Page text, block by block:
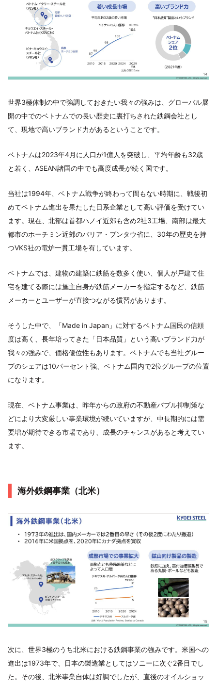
世界3極体制の中で強調しておきたい我々の強みは、グローバル展
開の中でのベトナムでの長い歴史に裏打ちされた鉄鋼会社とし
て、現地で高いブランド力があるということです。
ベトナムは2023年4月に人口が1億人を突破し、平均年齢も32歳
と若く、ASEAN諸国の中でも高度成長が続く国です。
当社は1994年、ベトナム戦争が終わって間もない時期に、戦後初
めてベトナム進出を果たした日系企業として高い評価を受けてい
ます。現在、北部は首都ハノイ近郊も含め2社3工場、南部は最大
都市のホーチミン近郊のバリア・ブンタウ省に、30年の歴史を持
つVKS社の電炉一貫工場を有しています。
ベトナムでは、建物の建築に鉄筋を数多く使い、個人が戸建て住
宅を建てる際には施主自身が鉄筋メーカーを指定するなど、鉄筋
メーカーとユーザーが直接つながる慣習があります。
そうした中で、「Made in Japan」に対するベトナム国民の信頼
度は高く、長年培ってきた「日本品質」という高いブランド力が
我々の強みで、価格優位性もあります。ベトナムでも当社グルー
プのシェアは10パーセント強、ベトナム国内で2位グループの位置
になります。
現在、ベトナム事業は、昨年からの政府の不動産バブル抑制策な
どにより大変厳しい事業環境が続いていますが、中長期的には需
要増が期待できる市場であり、成長のチャンスがあると考えてい
ます。
海外鉄鋼事業（北米）
次に、世界3極のうち北米における鉄鋼事業の強みです。米国への
進出は1973年で、日本の製造業としてはソニーに次ぐ2番目でし
た。その後、北米事業自体は好調でしたが、直後のオイルショッ